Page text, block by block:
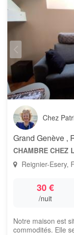
Chez
Grand Genève ,
CHAMBRE CHEZ
Reignier-Esery,
30 €
/nuit
Notre maison est
commodités. Elle